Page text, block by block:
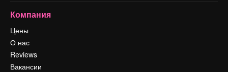
Компания
Цены
О нас
Reviews
Вакансии